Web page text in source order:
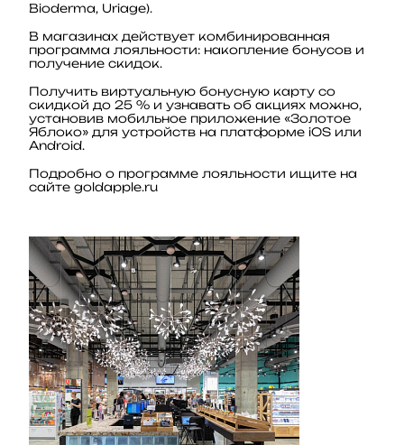
Bioderma, Uriage).
В магазинах действует комбинированная
программа лояльности: накопление бонусов и
получение скидок.
Получить виртуальную бонусную карту со
скидкой до 25 % и узнавать об акциях можно,
установив мобильное приложение «Золотое
Яблоко» для устройств на платформе iOS или
Android.
Подробно о программе лояльности ищите на
сайте goldapple.ru